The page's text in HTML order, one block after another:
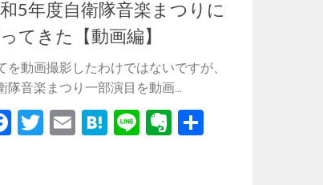
5年度自衛隊音楽まつりに
てきた【動画編】
を動画撮影したわけではないですが、
隊音楽まつり一部演目を動画...
Facebook
Twitter
EmailHatena
LineEvernote